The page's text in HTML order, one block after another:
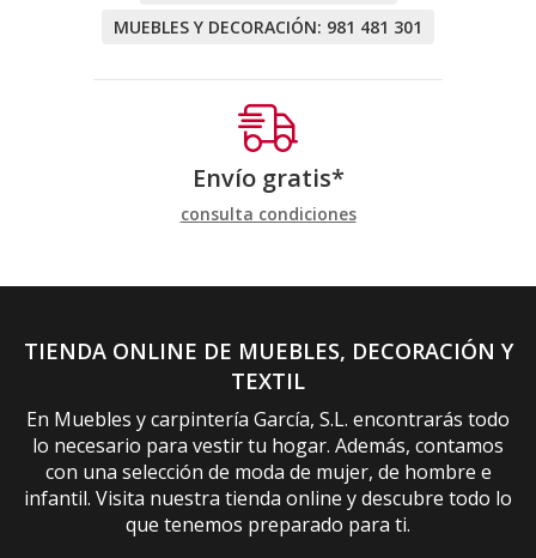
MUEBLES Y DECORACIÓN: 981 481 301
Envío gratis*
consulta condiciones
TIENDA ONLINE DE MUEBLES, DECORACIÓN Y
TEXTIL
En Muebles y carpintería García, S.L. encontrarás todo
lo necesario para vestir tu hogar. Además, contamos
con una selección de moda de mujer, de hombre e
infantil. Visita nuestra tienda online y descubre todo lo
que tenemos preparado para ti.